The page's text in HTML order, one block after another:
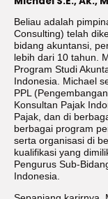
Beliau adalah
Consulting) telah
bidang akuntansi,
lebih dari 10 tahun.
Program Studi
Indonesia. Michael
PPL
Konsultan Pajak
Pajak, dan di
berbagai program
serta organisasi di
kualifikasi yang
Pengurus Sub-
Indonesia.